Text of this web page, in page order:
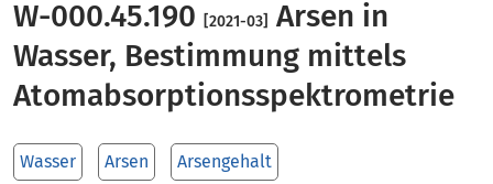
W-000.45.190 [2021-03] Arsen in
Wasser, Bestimmung mittels
Atomabsorptionsspektrometrie
Wasser Arsen Arsengehalt